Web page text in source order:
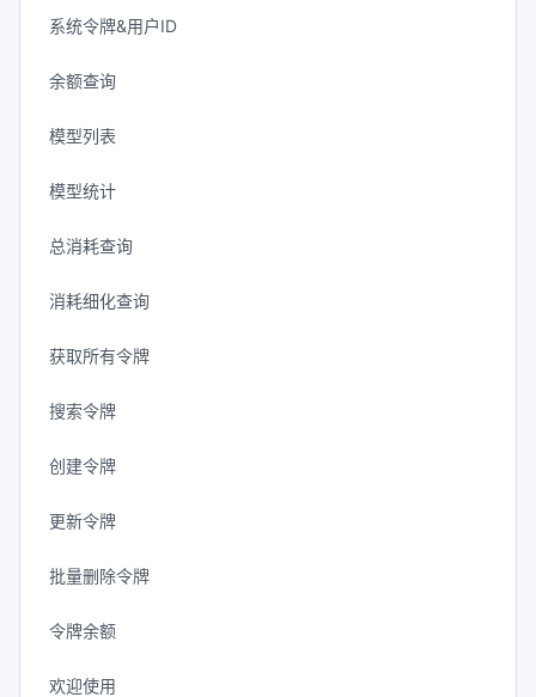
系统令牌&用户ID
余额查询
模型列表
模型统计
总消耗查询
消耗细化查询
获取所有令牌
搜索令牌
创建令牌
更新令牌
批量删除令牌
令牌余额
欢迎使用